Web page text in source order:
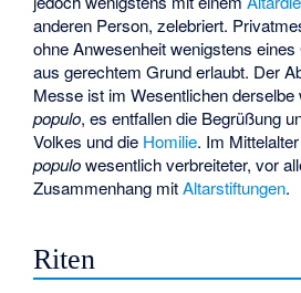
anderen Person, zelebriert.
ohne Anwesenheit wenigstens
aus gerechtem Grund erlaubt. Der
Messe ist im Wesentlichen
populo, es entfallen die Begrüßung
Volkes und die Homilie. Im
populowesentlich verbreiteter, vor
Zusammenhang mitAltarstiftungen.
Riten